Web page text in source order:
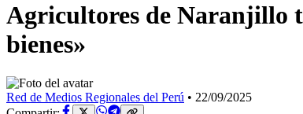
Agricultores de Naranjillo
bienes»
Red de Medios Regionales del Perú • 22/09/2025